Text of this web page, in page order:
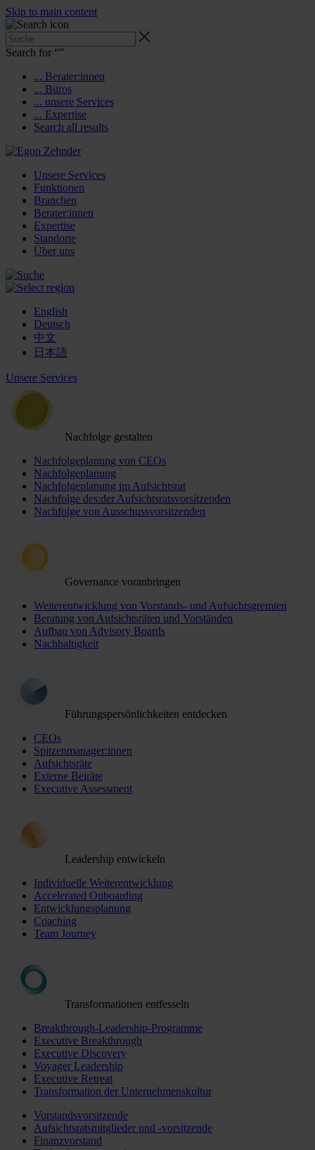
Skip to main content
Search for “”
... Berater:innen
... Büros
... unsere Services
... Expertise
Search all results
Unsere Services
Funktionen
Branchen
Berater:innen
Expertise
Standorte
Über uns
English
Deutsch
中文
日本語
Unsere Services
Nachfolge gestalten
Nachfolgeplanung von CEOs
Nachfolgeplanung
Nachfolgeplanung im Aufsichtsrat
Nachfolge des:der Aufsichtsratsvorsitzenden
Nachfolge von Ausschussvorsitzenden
Governance voranbringen
Weiterentwicklung von Vorstands- und Aufsichtsgremien
Beratung von Aufsichtsräten und Vorständen
Aufbau von Advisory Boards
Nachhaltigkeit
Führungspersönlichkeiten entdecken
CEOs
Spitzenmanager:innen
Aufsichtsräte
Externe Beiräte
Executive Assessment
Leadership entwickeln
Individuelle Weiterentwicklung
Accelerated Onboarding
Entwicklungsplanung
Coaching
Team Journey
Transformationen entfesseln
Breakthrough-Leadership-Programme
Executive Breakthrough
Executive Discovery
Voyager Leadership
Executive Retreat
Transformation der Unternehmenskultur
Vorstandsvorsitzende
Aufsichtsratsmitglieder und -vorsitzende
Finanzvorstand